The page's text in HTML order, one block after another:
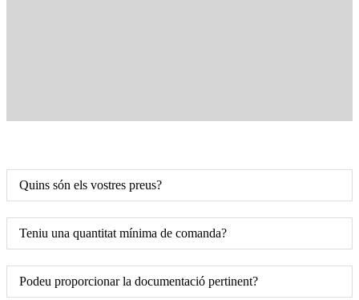
Quins són els vostres preus?
Teniu una quantitat mínima de comanda?
Podeu proporcionar la documentació pertinent?